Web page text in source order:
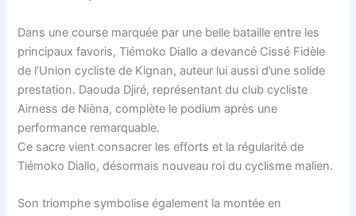
Dans une course marquée par une belle bataille entre les
principaux favoris, Tiémoko Diallo a devancé Cissé Fidèle
de l’Union cycliste de Kignan, auteur lui aussi d’une solide
prestation. Daouda Djiré, représentant du club cycliste
Airness de Nièna, complète le podium après une
performance remarquable.
Ce sacre vient consacrer les efforts et la régularité de
Tiémoko Diallo, désormais nouveau roi du cyclisme malien.
Son triomphe symbolise également la montée en